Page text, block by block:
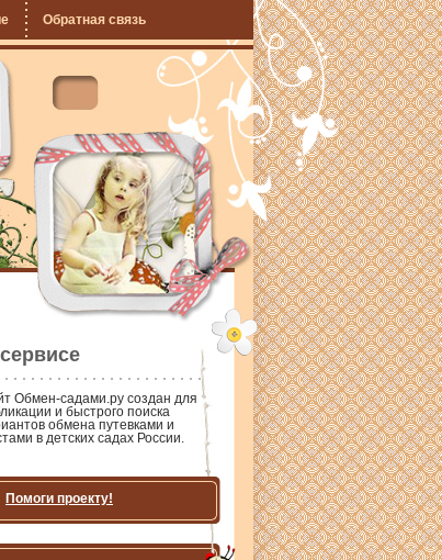
Обратная связь
Обмен-садами.ру создан для
и быстрого поиска
обмена путевками и
в детских садах России.
Помоги проекту!